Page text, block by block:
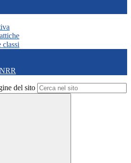
classi
del sito